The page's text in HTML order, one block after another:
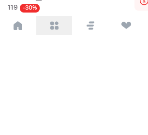
119 -30%
პოპულარული